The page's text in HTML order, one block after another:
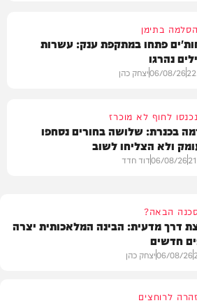
הסלמה בתימן
פתחו במתקפת ענק: עשרות
נהרגו
06/08/26יצחק כהן
נכנסו לחוף לא מוכרז
בכנרת: שלושה בחורים נסחפו
ולא הצליחו לשוב
06/08/26דוד חדד
הבאה?
דרך מדעית: הבינה המלאכותית יצרה
חדשים
06/08/26יצחק כהן
לרוחצים